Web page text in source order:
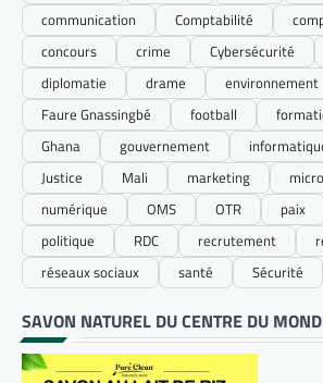
communication
Comptabilité
concours
crime Cybersécurité
diplomatie
drame
environnement
Faure Gnassingbé
football
Ghana
gouvernement
Justice
Mali marketing
numérique
OMS OTR paix
politique
RDC recrutement
réseaux sociaux
santé Sécurité
SAVON NATUREL DU CENTRE DU